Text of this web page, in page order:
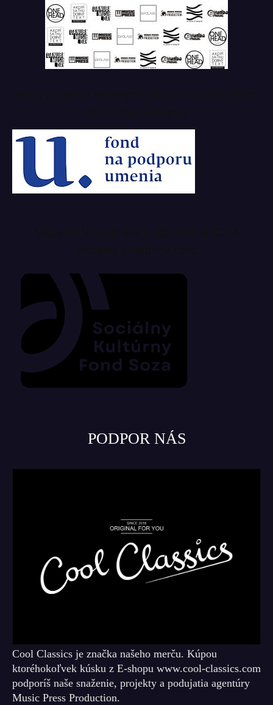
PODPOR NÁS
Cool Classics je značka našeho merču. Kúpou
ktoréhokoľvek kúsku z E-shopu www.cool-classics.com
podporíš naše snaženie, projekty a podujatia agentúry
Music Press Production.